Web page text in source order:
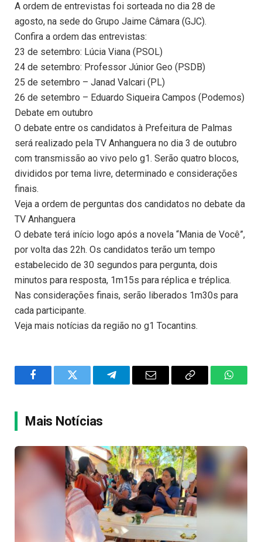
A ordem de entrevistas foi sorteada no dia 28 de
agosto, na sede do Grupo Jaime Câmara (GJC).
Confira a ordem das entrevistas:
23 de setembro: Lúcia Viana (PSOL)
24 de setembro: Professor Júnior Geo (PSDB)
25 de setembro – Janad Valcari (PL)
26 de setembro – Eduardo Siqueira Campos (Podemos)
Debate em outubro
O debate entre os candidatos à Prefeitura de Palmas
será realizado pela TV Anhanguera no dia 3 de outubro
com transmissão ao vivo pelo g1. Serão quatro blocos,
divididos por tema livre, determinado e considerações
finais.
Veja a ordem de perguntas dos candidatos no debate da
TV Anhanguera
O debate terá início logo após a novela “Mania de Você”,
por volta das 22h. Os candidatos terão um tempo
estabelecido de 30 segundos para pergunta, dois
minutos para resposta, 1m15s para réplica e tréplica.
Nas considerações finais, serão liberados 1m30s para
cada participante.
Veja mais notícias da região no g1 Tocantins.
FacebookTwitter TelegramEmail
Copy
Mais Notícias